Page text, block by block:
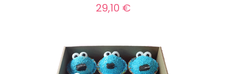
29,10 €